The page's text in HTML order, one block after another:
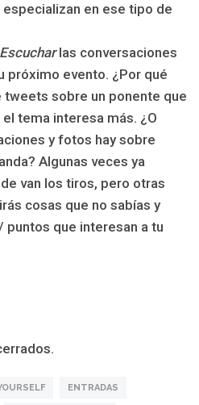
en ese tipo de
Escucharlas conversaciones
próximo evento. ¿Por qué
tweets sobre un ponente que
tema interesa más. ¿O
y fotos hay sobre
Algunas veces ya
van los tiros, pero otras
cosas que no sabías y
puntos que interesan a tu
ENTRADAS